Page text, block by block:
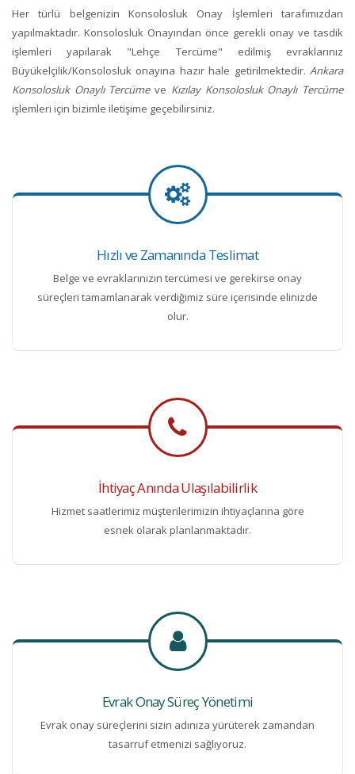
Her türlü belgenizin Konsolosluk Onay İşlemleri tarafımızdan
yapılmaktadır. Konsolosluk Onayından önce gerekli onay ve tasdik
işlemleri yapılarak "Lehçe Tercüme" edilmiş evraklarınız
Büyükelçilik/Konsolosluk onayına hazır hale getirilmektedir. Ankara
Konsolosluk Onaylı Tercümeve Kızılay Konsolosluk Onaylı Tercüme
işlemleri için bizimle iletişime geçebilirsiniz.
Hızlı ve Zamanında Teslimat
Belge ve evraklarınızın tercümesi ve gerekirse onay
süreçleri tamamlanarak verdiğimiz süre içerisinde elinizde
olur.
İhtiyaç Anında Ulaşılabilirlik
Hizmet saatlerimiz müşterilerimizin ihtiyaçlarına göre
esnek olarak planlanmaktadır.
Evrak Onay Süreç Yönetimi
Evrak onay süreçlerini sizin adınıza yürüterek zamandan
tasarruf etmenizi sağlıyoruz.